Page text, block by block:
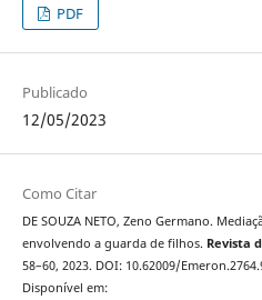
PDF
Publicado
12/05/2023
Como Citar
DE SOUZA NETO, Zeno Germano.
envolvendo a guarda de filhos. Revista
58–60, 2023. DOI: 10.62009/
Disponível em: